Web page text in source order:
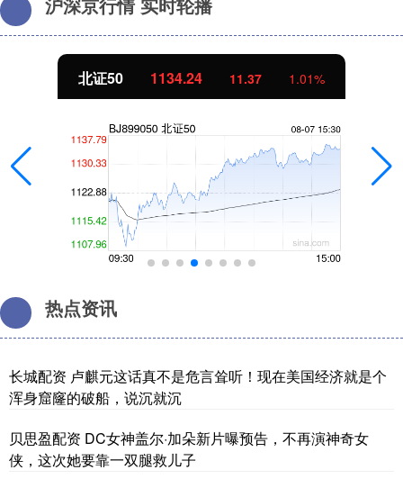
沪深京行情 实时轮播
北证50 1134.24 11.37 1.01%
热点资讯
长城配资 卢麒元这话真不是危言耸听！现在美国经济就是个
浑身窟窿的破船，说沉就沉
贝思盈配资 DC女神盖尔·加朵新片曝预告，不再演神奇女
侠，这次她要靠一双腿救儿子